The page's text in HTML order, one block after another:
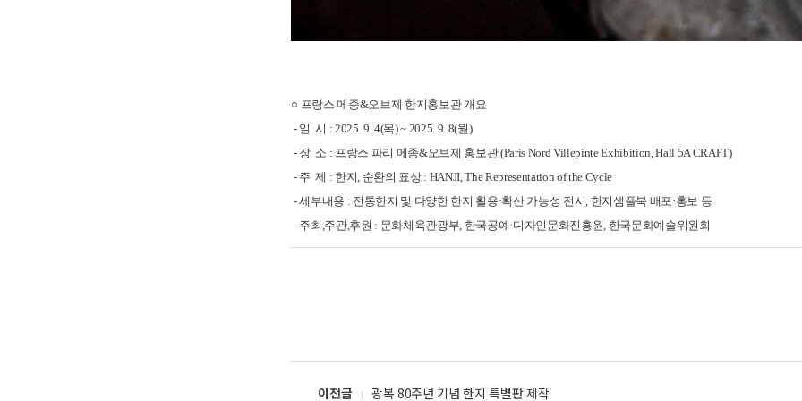
○ 프랑스 메종&오브제 한지홍보관 개요
- 일 시 : 2025. 9. 4(목) ~ 2025. 9. 8(월)
- 장 소 : 프랑스 파리 메종&오브제 홍보관(Paris Nord Villepinte Exhibition, Hall 5A CRAFT)
- 주 제 : 한지, 순환의 표상 : HANJI, The Representation of the Cycle
- 세부내용 : 전통한지 및 다양한 한지 활용·확산 가능성 전시, 한지샘플북 배포·홍보 등
- 주최,주관,후원 : 문화체육관광부, 한국공예·디자인문화진흥원, 한국문화예술위원회
이전글 광복 80주년 기념 한지 특별판 제작